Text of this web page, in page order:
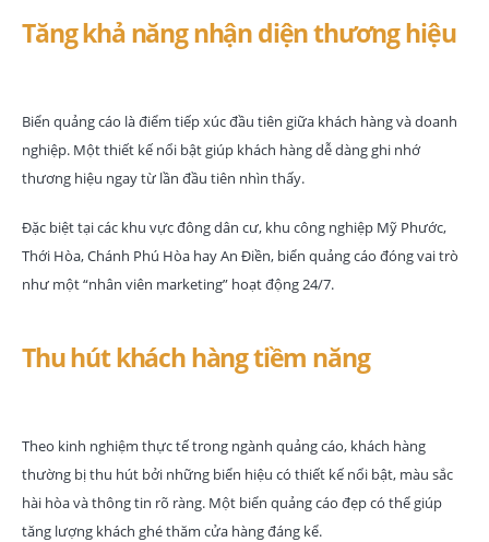
Tăng khả năng nhận diện thương hiệu
Biển quảng cáo là điểm tiếp xúc đầu tiên giữa khách hàng và doanh
nghiệp. Một thiết kế nổi bật giúp khách hàng dễ dàng ghi nhớ
thương hiệu ngay từ lần đầu tiên nhìn thấy.
Đặc biệt tại các khu vực đông dân cư, khu công nghiệp Mỹ Phước,
Thới Hòa, Chánh Phú Hòa hay An Điền, biển quảng cáo đóng vai trò
như một “nhân viên marketing” hoạt động 24/7.
Thu hút khách hàng tiềm năng
Theo kinh nghiệm thực tế trong ngành quảng cáo, khách hàng
thường bị thu hút bởi những biển hiệu có thiết kế nổi bật, màu sắc
hài hòa và thông tin rõ ràng. Một biển quảng cáo đẹp có thể giúp
tăng lượng khách ghé thăm cửa hàng đáng kể.